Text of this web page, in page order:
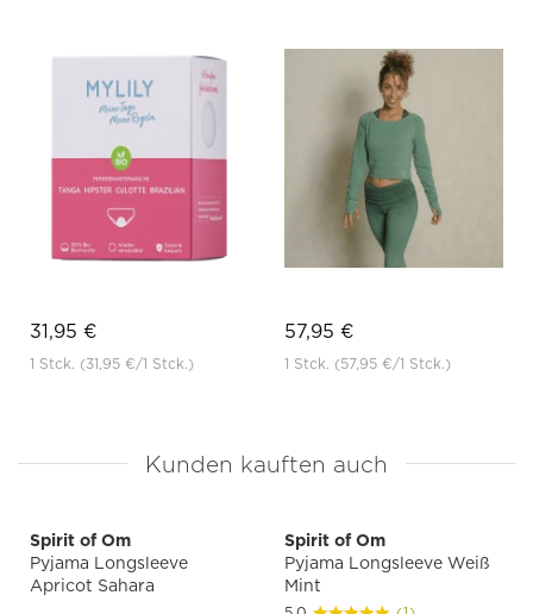
31,95 €
1 Stck. (31,95 €/1 Stck.)
57,95 €
1 Stck. (57,95 €/1 Stck.)
Kunden kauften auch
Spirit of Om
Pyjama Longsleeve
Apricot Sahara
Spirit of Om
Pyjama Longsleeve Weiß
Mint